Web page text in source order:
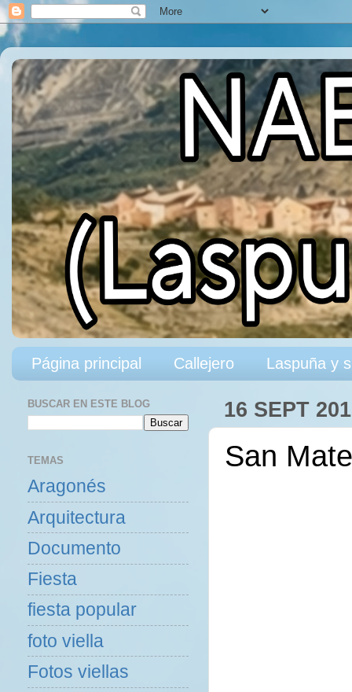
Página principal Callejero Laspuña y
16 SEPT
San
BUSCAR EN ESTE BLOG
TEMAS
Aragonés
Arquitectura
Documento
Fiesta
fiesta popular
foto viella
Fotos viellas